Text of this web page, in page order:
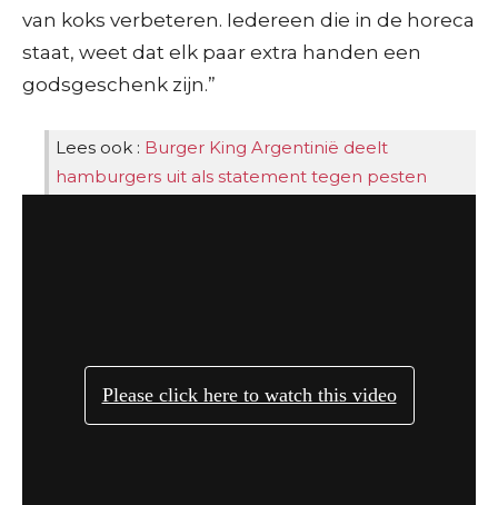
van koks verbeteren. Iedereen die in de horeca
staat, weet dat elk paar extra handen een
godsgeschenk zijn.”
Lees ook : Burger King Argentinië deelt
hamburgers uit als statement tegen pesten